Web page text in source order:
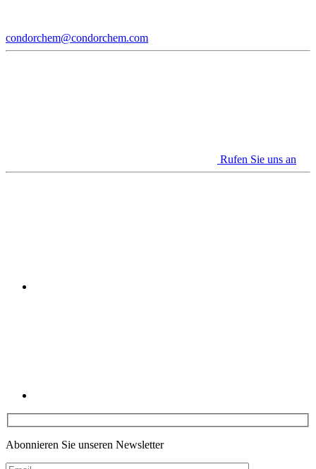
condorchem@condorchem.com
Rufen Sie uns an
Abonnieren Sie unseren Newsletter